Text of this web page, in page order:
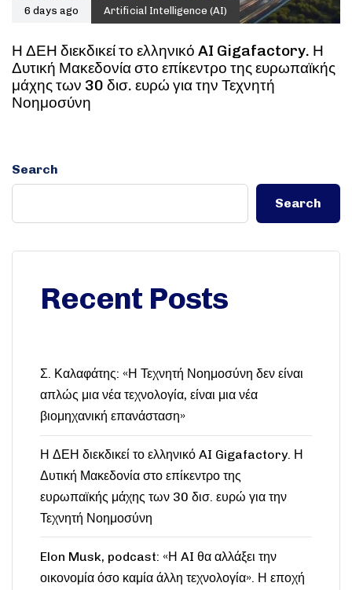
6 days ago Artificial Intelligence (AI)
Η ΔΕΗ διεκδικεί το ελληνικό AI Gigafactory. Η
Δυτική Μακεδονία στο επίκεντρο της ευρωπαϊκής
μάχης των 30 δισ. ευρώ για την Τεχνητή
Νοημοσύνη
Search
Search
Recent Posts
Σ. Καλαφάτης: «Η Τεχνητή Νοημοσύνη δεν είναι
απλώς μια νέα τεχνολογία, είναι μια νέα
βιομηχανική επανάσταση»
Η ΔΕΗ διεκδικεί το ελληνικό AI Gigafactory. Η
Δυτική Μακεδονία στο επίκεντρο της
ευρωπαϊκής μάχης των 30 δισ. ευρώ για την
Τεχνητή Νοημοσύνη
Elon Musk, podcast: «Η AI θα αλλάξει την
οικονομία όσο καμία άλλη τεχνολογία». Η εποχή